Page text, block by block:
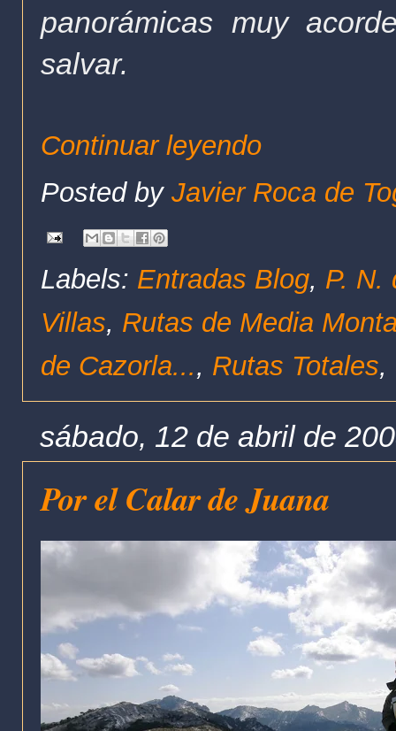
panorámicas muy
salvar.
Continuar leyendo
Posted by Javier Roca de
Labels: Entradas Blog, P. N.
Villas, Rutas de Media
de Cazorla..., Rutas Totales,
sábado, 12 de abril de
Por el Calar de Juana